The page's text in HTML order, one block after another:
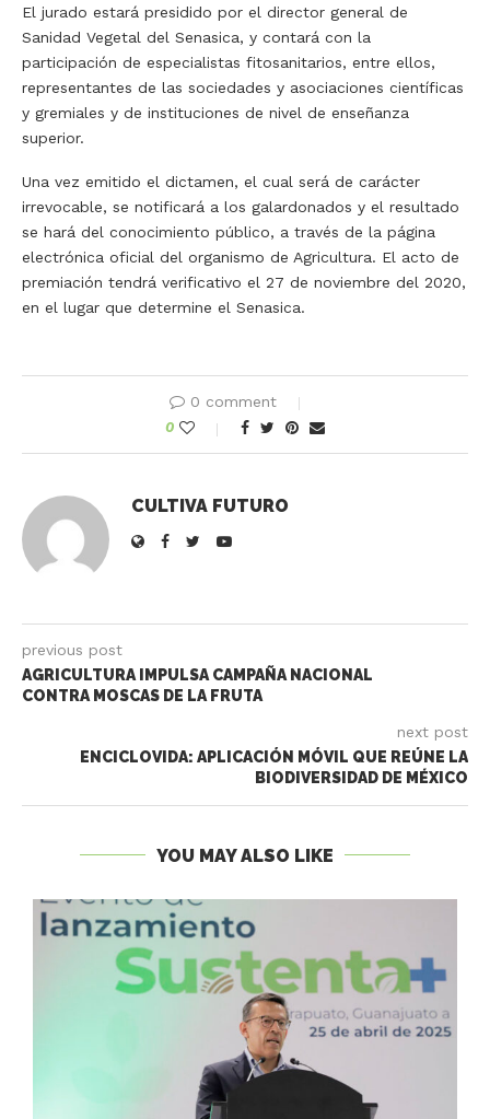
El jurado estará presidido por el director general de
Sanidad Vegetal del Senasica, y contará con la
participación de especialistas fitosanitarios, entre ellos,
representantes de las sociedades y asociaciones científicas
y gremiales y de instituciones de nivel de enseñanza
superior.
Una vez emitido el dictamen, el cual será de carácter
irrevocable, se notificará a los galardonados y el resultado
se hará del conocimiento público, a través de la página
electrónica oficial del organismo de Agricultura. El acto de
premiación tendrá verificativo el 27 de noviembre del 2020,
en el lugar que determine el Senasica.
0 comment
0
CULTIVA FUTURO
previous post
AGRICULTURA IMPULSA CAMPAÑA NACIONAL
CONTRA MOSCAS DE LA FRUTA
next post
ENCICLOVIDA: APLICACIÓN MÓVIL QUE REÚNE LA
BIODIVERSIDAD DE MÉXICO
YOU MAY ALSO LIKE